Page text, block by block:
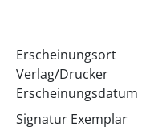
Erscheinungsort
Verlag/Drucker
Erscheinungsdatum
Signatur Exemplar